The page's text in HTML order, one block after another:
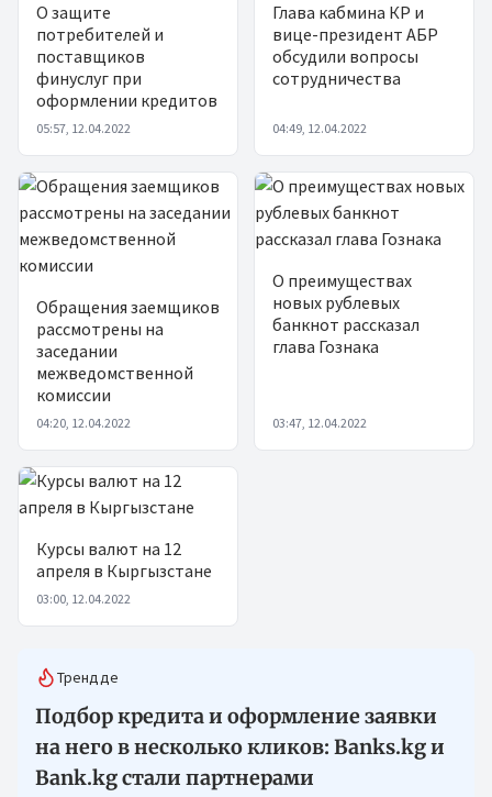
О защите
потребителей и
поставщиков
финуслуг при
оформлении кредитов
05:57, 12.04.2022
Глава кабмина КР и
вице-президент АБР
обсудили вопросы
сотрудничества
04:49, 12.04.2022
Обращения заемщиков
рассмотрены на
заседании
межведомственной
комиссии
04:20, 12.04.2022
О преимуществах
новых рублевых
банкнот рассказал
глава Гознака
03:47, 12.04.2022
Курсы валют на 12
апреля в Кыргызстане
03:00, 12.04.2022
Трендде
Подбор кредита и оформление заявки
на него в несколько кликов: Banks.kg и
Bank.kg стали партнерами